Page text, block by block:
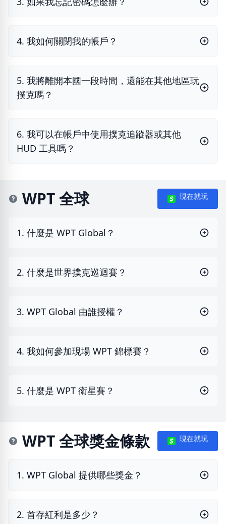
4. 我如何關閉我的帳戶？
5. 我將離開本國一段時間，還能在其他地區玩
撲克嗎？
6. 我可以在帳戶中使用撲克追蹤器或其他
HUD 工具嗎？
WPT 全球 現在就玩
1. 什麼是 WPT Global？
2. 什麼是世界撲克巡迴賽？
3. WPT Global 由誰授權？
4. 我如何參加現場 WPT 錦標賽？
5. 什麼是 WPT 衛星賽？
WPT 全球獎金條款 現在就玩
1. WPT Global 提供哪些獎金？
2. 首存紅利是多少？